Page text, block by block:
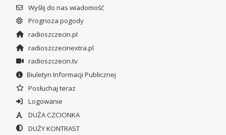
Wyślij do nas wiadomość
Prognoza pogody
radioszczecin.pl
radioszczecinextra.pl
radioszczecin.tv
Biuletyn Informacji Publicznej
Posłuchaj teraz
Logowanie
DUŻA CZCIONKA
DUŻY KONTRAST